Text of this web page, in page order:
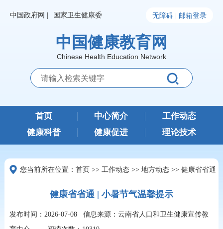
中国政府网 | 国家卫生健康委 无障碍 | 邮箱登录
中国健康教育网
Chinese Health Education Network
首页 中心简介
工作动态
健康科普
健康促进 理论技术
您当前所在位置： 首页 >> 工作动态>> 地方动态>> 健康省省通
健康省省通 | 小暑节气温馨提示
发布时间：2026-07-08
信息来源：云南省人口和卫生健康宣传教